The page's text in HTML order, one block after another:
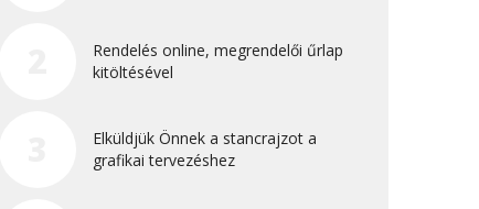
Uncategorized
Archívum
Rendelés online, megrendelői űrlap
kitöltésével
Elküldjük Önnek a stancrajzot a
grafikai tervezéshez